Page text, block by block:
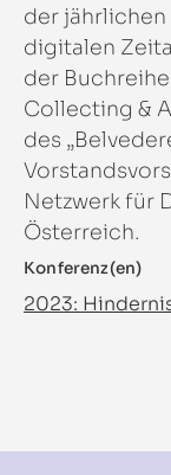
der jährlichen
digitalen
der
Collecting &
des
Netzwerk für
Österreich.
Konferenz(en)
2023: